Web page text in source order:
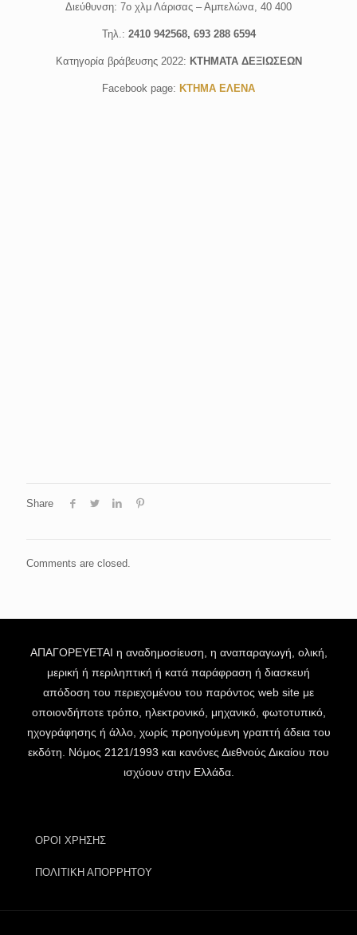
Διεύθυνση: 7ο χλμ Λάρισας – Αμπελώνα, 40 400
Τηλ.: 2410 942568, 693 288 6594
Κατηγορία βράβευσης 2022: ΚΤΗΜΑΤΑ ΔΕΞΙΩΣΕΩΝ
Facebook page: ΚΤΗΜΑ ΕΛΕΝΑ
Share
Comments are closed.
ΑΠΑΓΟΡΕΥΕΤΑΙ η αναδημοσίευση, η αναπαραγωγή, ολική,
μερική ή περιληπτική ή κατά παράφραση ή διασκευή
απόδοση του περιεχομένου του παρόντος web site με
οποιονδήποτε τρόπο, ηλεκτρονικό, μηχανικό, φωτοτυπικό,
ηχογράφησης ή άλλο, χωρίς προηγούμενη γραπτή άδεια του
εκδότη. Νόμος 2121/1993 και κανόνες Διεθνούς Δικαίου που
ισχύουν στην Ελλάδα.
ΟΡΟΙ ΧΡΗΣΗΣ
ΠΟΛΙΤΙΚΗ ΑΠΟΡΡΗΤΟΥ